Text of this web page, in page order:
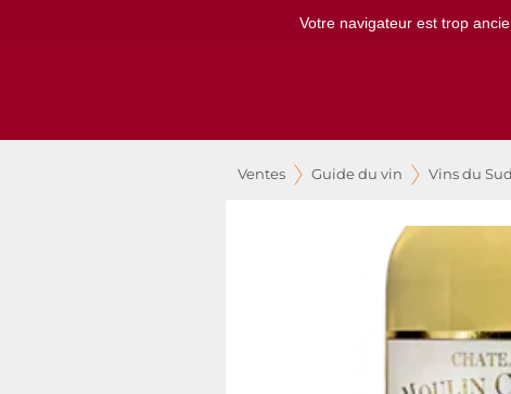
Votre navigateur est trop
Ventes Guide du vin Vins du